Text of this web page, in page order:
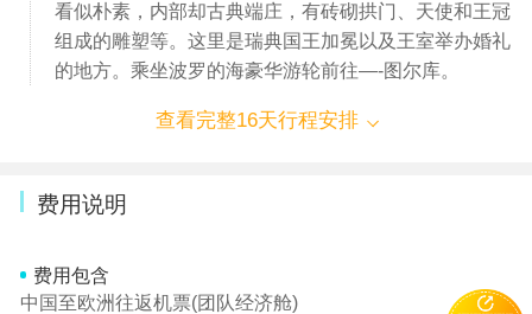
看似朴素，内部却古典端庄，有砖砌拱门、天使和王冠
组成的雕塑等。这里是瑞典国王加冕以及王室举办婚礼
的地方。乘坐波罗的海豪华游轮前往—-图尔库。
查看完整16天行程安排
费用说明
费用包含
中国至欧洲往返机票(团队经济舱)